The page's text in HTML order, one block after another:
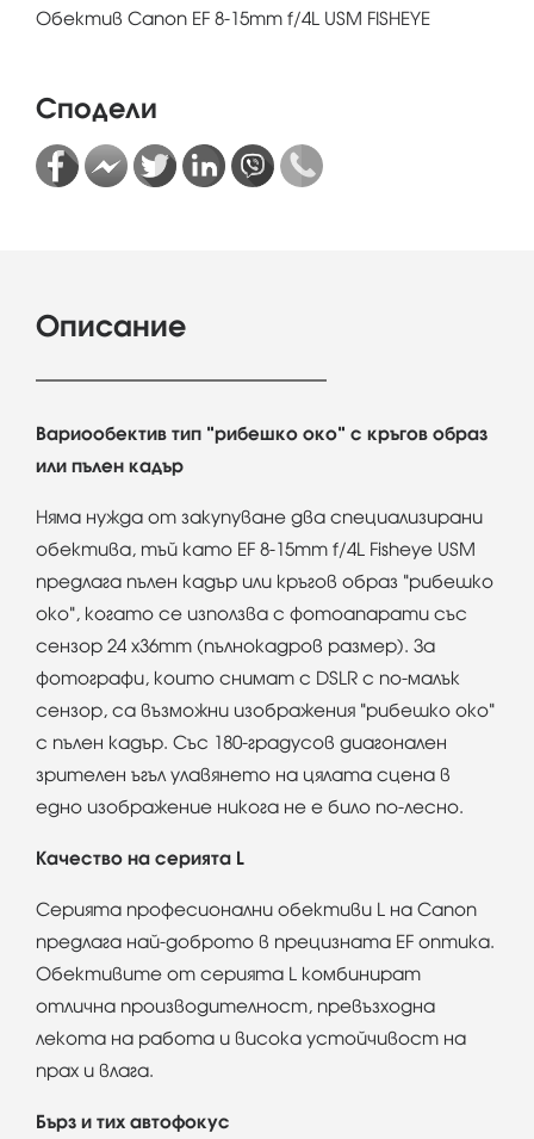
Обектив Canon EF 8-15mm f/4L USM FISHEYE
Сподели
Описание
Вариообектив тип "рибешко око" с кръгов образ
или пълен кадър
Няма нужда от закупуване два специализирани
обектива, тъй като EF 8-15mm f/4L Fisheye USM
предлага пълен кадър или кръгов образ "рибешко
око", когато се използва с фотоапарати със
сензор 24 x36mm (пълнокадров размер). За
фотографи, които снимат с DSLR с по-малък
сензор, са възможни изображения "рибешко око"
с пълен кадър. Със 180-градусов диагонален
зрителен ъгъл улавянето на цялата сцена в
едно изображение никога не е било по-лесно.
Качество на серията L
Серията професионални обективи L на Canon
предлага най-доброто в прецизната ЕF оптика.
Обективите от серията L комбинират
отлична производителност, превъзходна
лекота на работа и висока устойчивост на
прах и влага.
Бърз и тих автофокус